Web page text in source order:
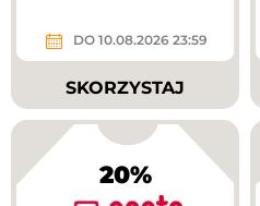
DO 10.08.2026 23:59
SKORZYSTAJ
20%